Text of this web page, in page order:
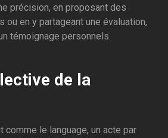
précision, en proposant des
en y partageant une évaluation,
témoignage personnels.
de la
comme le language, un acte par